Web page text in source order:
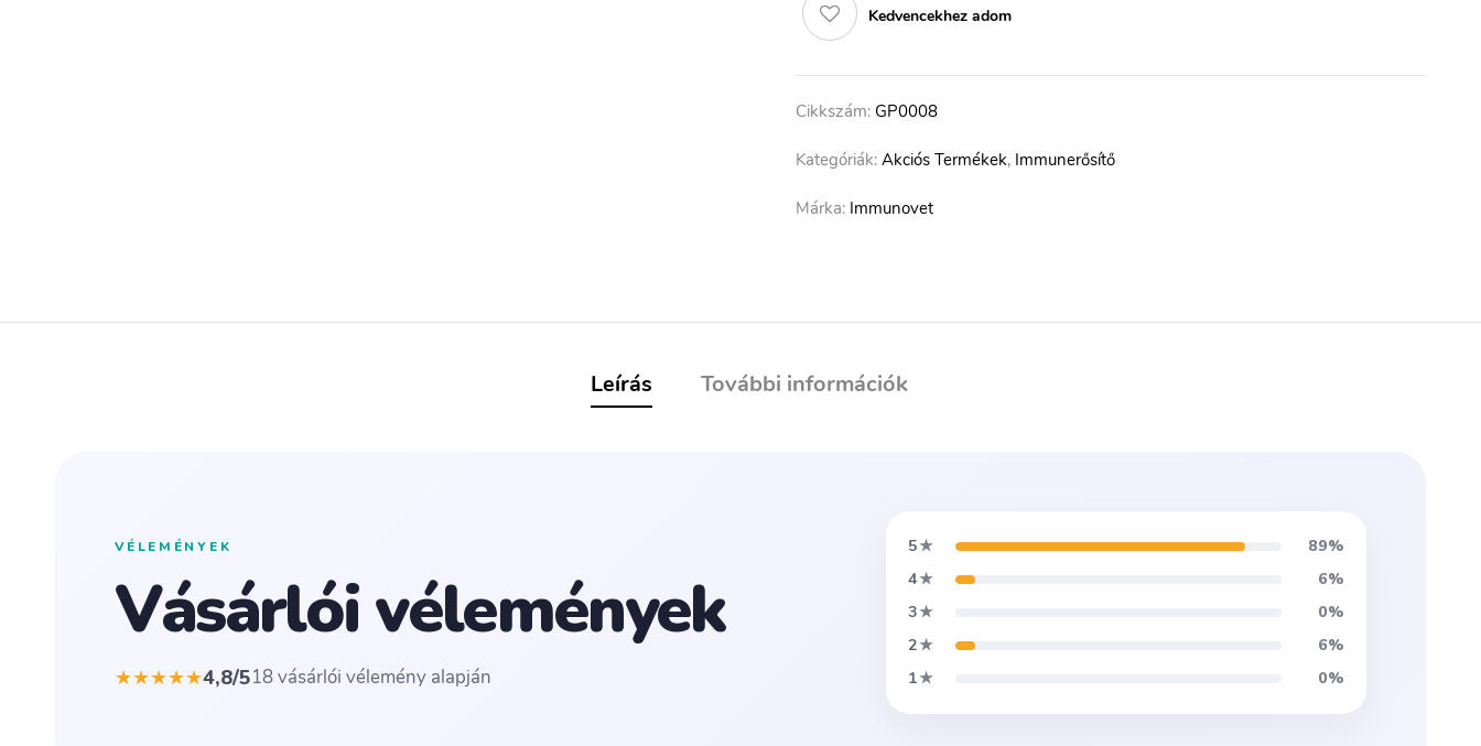
Kedvencekhez adom
Cikkszám: GP0008
Kategóriák: Akciós Termékek, Immunerősítő
Márka: Immunovet
Leírás További információk